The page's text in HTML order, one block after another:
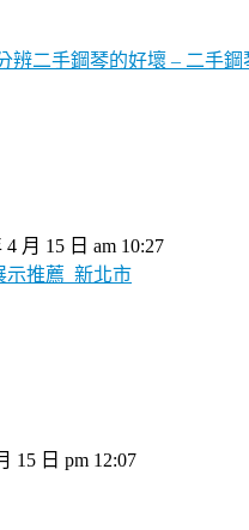
辨二手鋼琴的好壞 – 二手鋼
4 月 15 日 am 10:27
示推薦_新北市
15 日 pm 12:07